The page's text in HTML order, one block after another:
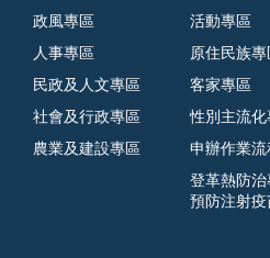
政風專區
人事專區
民政及人文專區
社會及行政專區
農業及建設專區
活動專區
原住民族專
客家專區
性別主流化
申辦作業流
登革熱防治
預防注射